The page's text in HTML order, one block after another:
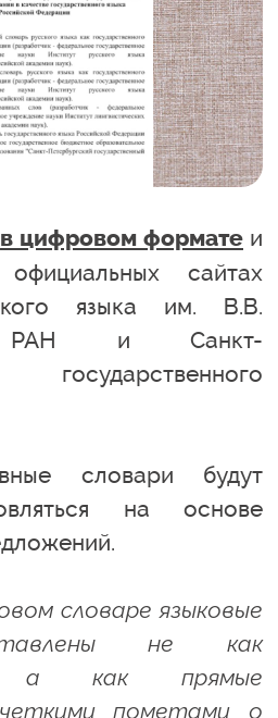
в цифровом формате и
сайтах
языка им. В.В.
РАН и Санкт-
государственного
словари будут
на основе
словаре языковые
не как
а как прямые
пометами о